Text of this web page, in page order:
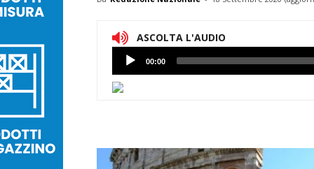
ASCOLTA L'AUDIO
Lettore
Audio
00:00